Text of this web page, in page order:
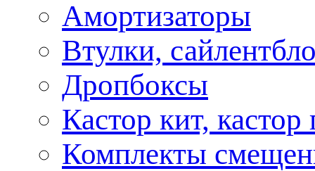
Амортизаторы
Втулки,
Дропбоксы
Кастор кит, кастор
Комплекты